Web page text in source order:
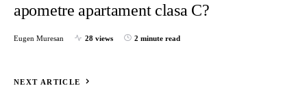
apometre apartament clasa C?
Eugen Muresan 28 views 2 minute read
NEXT ARTICLE